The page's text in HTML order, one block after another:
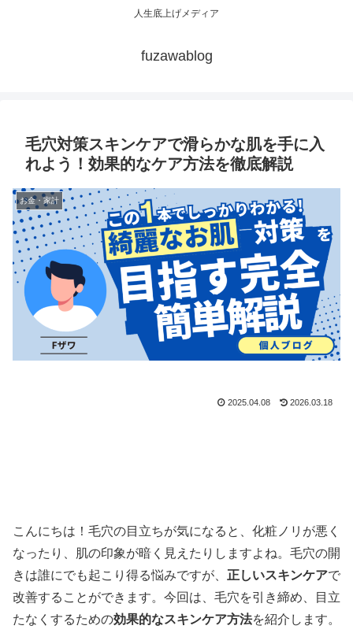
人生底上げメディア
fuzawablog
毛穴対策スキンケアで滑らかな肌を手に入
れよう！効果的なケア方法を徹底解説
お金・家計
2025.04.08 2026.03.18
こんにちは！毛穴の目立ちが気になると、化粧ノリが悪く
なったり、肌の印象が暗く見えたりしますよね。毛穴の開
きは誰にでも起こり得る悩みですが、 正しいスキンケアで
改善することができます。今回は、毛穴を引き締め、目立
たなくするための効果的なスキンケア方法を紹介します。